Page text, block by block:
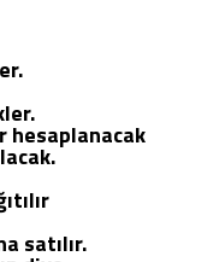
hesaplanacak
satılır.